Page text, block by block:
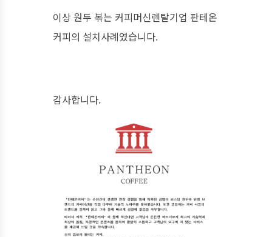
이상 원두 볶는 커피머신렌탈기업 판테온
커피의 설치사례였습니다.
감사합니다.